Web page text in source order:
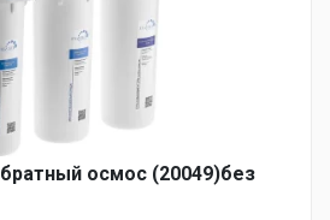
осмос (20049)без